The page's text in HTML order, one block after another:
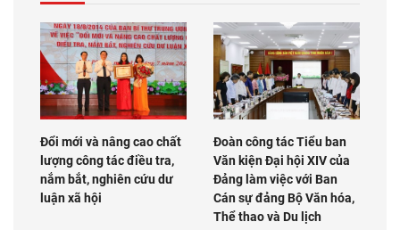
Đổi mới và nâng cao chất
lượng công tác điều tra,
nắm bắt, nghiên cứu dư
luận xã hội
Đoàn công tác Tiểu ban
Văn kiện Đại hội XIV của
Đảng làm việc với Ban
Cán sự đảng Bộ Văn hóa,
Thể thao và Du lịch